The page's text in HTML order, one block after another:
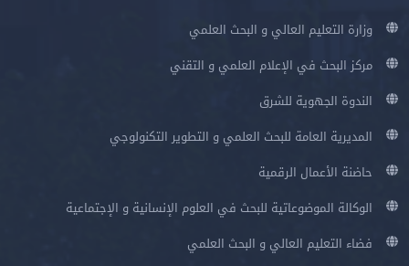
وزارة التعليم العالي و البحث العلمي
مركز البحث في الإعلام العلمي و التقني
الندوة الجهوية للشرق
المديرية العامة للبحث العلمي و التطوير التكنولوجي
حاضنة الأعمال الرقمية
الوكالة الموضوعاتية للبحث في العلوم الإنسانية و الإجتماعية
فضاء التعليم العالي و البحث العلمي